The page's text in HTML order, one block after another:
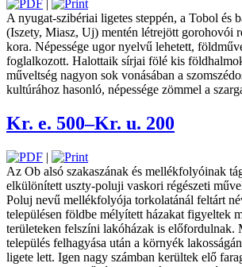
|
A nyugat-szibériai ligetes steppén, a Tobol és
(Iszety, Miasz, Uj) mentén létrejött gorohovói
kora. Népessége ugor nyelvű ­lehetett,
foglalkozott. Halottaik sírjai fölé kis
műveltség nagyon sok vonásában a
kultúrához hasonló, népessége zömmel a
Kr. e. 500–Kr. u. 200
|
Az Ob alsó szakaszának és mellékfolyóinak
elkülönített ­uszty-­poluji vaskori régészeti
Poluj nevű mellékfolyója torkolatánál feltárt
településen földbe mélyített házakat figyeltek
területeken felszíni lakóházak is előfordulnak.
település felhagyása után a környék
ligete lett. Igen nagy számban kerültek elő